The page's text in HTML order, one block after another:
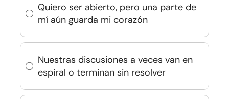
Quiero ser abierto, pero una parte de
mí aún guarda mi corazón
Nuestras discusiones a veces van en
espiral o terminan sin resolver